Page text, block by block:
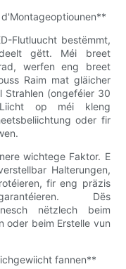
Flutluucht bestëmmt,
gëtt. Méi breet
werfen eng breet
Raim mat gläicher
Strahlen (ongeféier 30
op méi kleng
oder fir
wichtege Faktor. E
Halterungen,
fir eng präzis
Dës
nëtzlech beim
oder beim Erstelle vun
fannen**